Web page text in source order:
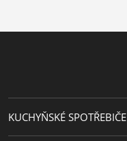
KUCHYŇSKÉ SPOTŘEBIČE